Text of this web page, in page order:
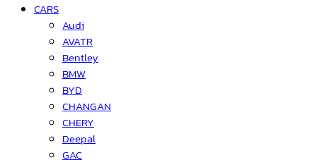
CARS
Audi
AVATR
Bentley
BMW
BYD
CHANGAN
CHERY
Deepal
GAC